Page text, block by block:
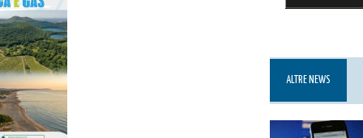
ALTRE NEWS